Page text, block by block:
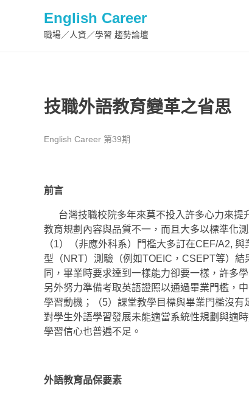
English Career
職場／人資／學習 趨勢論壇
技職外語教育變革之省思
English Career 第39期
前言
台灣技職校院多年來莫不投入許多心力來
教育規劃內容與品質不一，而且大多以標準化
（1）（非應外科系）門檻大多訂在CEF/A2,
型（NRT）測驗（例如TOEIC，CSEPT等）
同，畢業時要求達到一樣能力卻要一樣，許多
另外努力準備考取英語證照以通過畢業門檻，
學習動機；（5）課堂教學目標與畢業門檻沒
對學生外語學習發展未能適當系統性規劃與適
學習信心也普遍不足。
外語教育品保